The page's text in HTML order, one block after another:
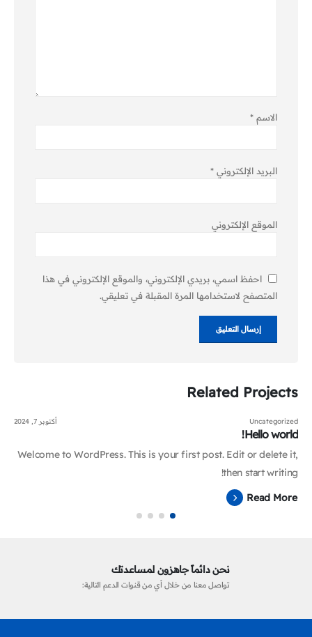
الاسم *
البريد الإلكتروني *
الموقع الإلكتروني
احفظ اسمي، بريدي الإلكتروني، والموقع الإلكتروني في هذا
المتصفح لاستخدامها المرة المقبلة في تعليقي.
Related Projects
Uncategorized أكتوبر 7, 2024
Hello world!
Welcome to WordPress. This is your first post. Edit or delete it,
then start writing!
Read More
نحن دائماً جاهزون لمساعدتك
تواصل معنا من خلال أي من قنوات الدعم التالية: